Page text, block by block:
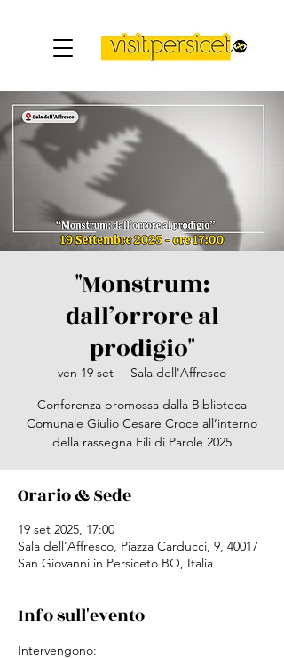
"Monstrum:
dall’orrore al
prodigio"
ven 19 set
  |
Sala dell'Affresco
Conferenza promossa dalla Biblioteca
Comunale Giulio Cesare Croce all’interno
della rassegna Fili di Parole 2025
Orario & Sede
19 set 2025, 17:00
Sala dell'Affresco, Piazza Carducci, 9, 40017
San Giovanni in Persiceto BO, Italia
Info sull'evento
Intervengono: